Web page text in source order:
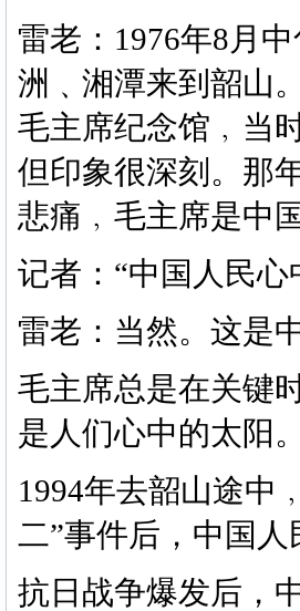
雷老： 1976年8月
洲﹑湘潭来到韶山
毛主席纪念馆﹐当
但印象很深刻。那
悲痛﹐毛主席是中
记者： “中国人民
雷老：当然。这是
毛主席总是在关键
是人们心中的太阳。
1994年去韶山途中
二”事件后，中国
抗日战争爆发后，